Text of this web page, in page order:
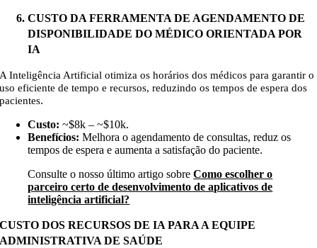
CUSTO DA FERRAMENTA DE AGENDAMENTO DE
DISPONIBILIDADE DO MÉDICO ORIENTADA POR
IA
A Inteligência Artificial otimiza os horários dos médicos para garantir o
uso eficiente de tempo e recursos, reduzindo os tempos de espera dos
pacientes.
Custo: ~$8k – ~$10k.
Benefícios:Melhora o agendamento de consultas, reduz os
tempos de espera e aumenta a satisfação do paciente.
Consulte o nosso último artigo sobreComo escolher o
parceiro certo de desenvolvimento de aplicativos de
inteligência artificial?
CUSTO DOS RECURSOS DE IA PARA A EQUIPE
ADMINISTRATIVA DE SAÚDE